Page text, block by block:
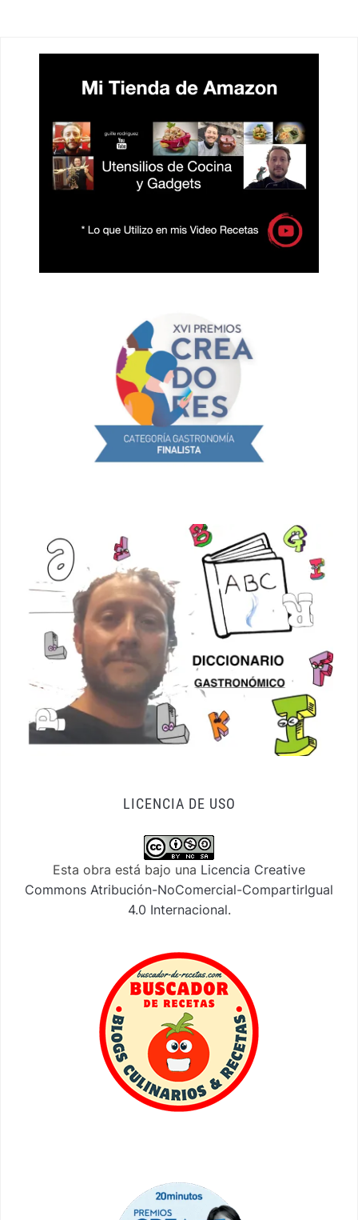
LICENCIA DE USO
Esta obra está bajo una Licencia Creative
Commons Atribución-NoComercial-CompartirIgual
4.0 Internacional.